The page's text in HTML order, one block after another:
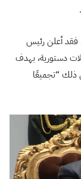
فقد أعلن رئيس
نيته إجراء تعديلات دستورية، بهدف
ذلك “تجميعًا